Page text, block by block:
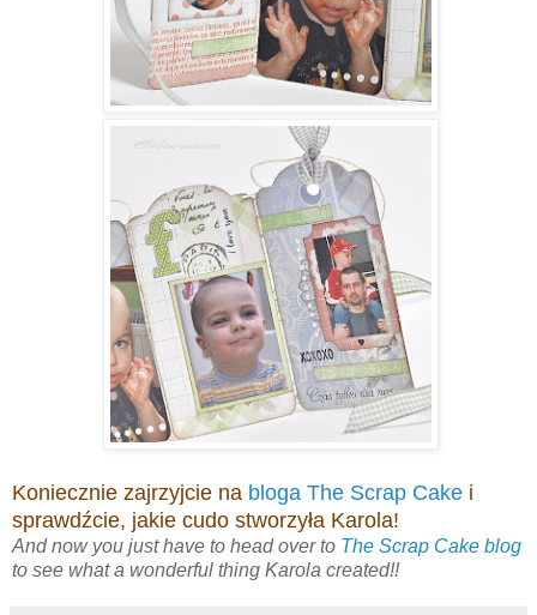
Koniecznie zajrzyjcie na bloga The Scrap Cake i
sprawdźcie, jakie cudo stworzyła Karola!
And now you just have to head over to The Scrap Cake blog
to see what a wonderful thing Karola created!!